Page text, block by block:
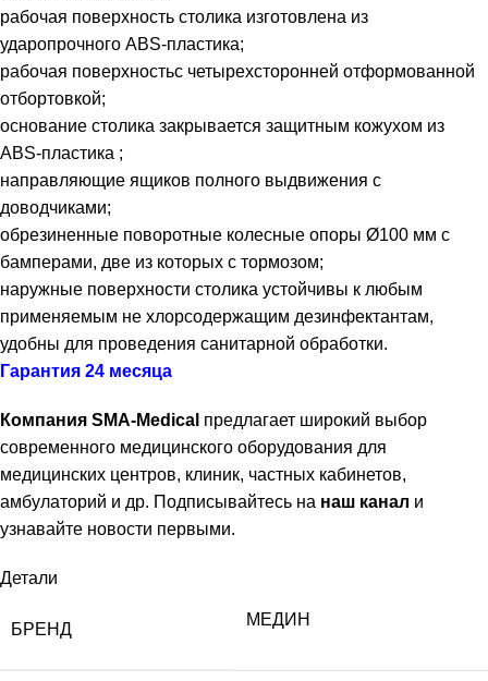
рабочая поверхность столика изготовлена из
ударопрочного ABS-пластика;
рабочая поверхностьс четырехсторонней отформованной
отбортовкой;
основание столика закрывается защитным кожухом из
ABS-пластика ;
направляющие ящиков полного выдвижения с
доводчиками;
обрезиненные поворотные колесные опоры Ø100 мм с
бамперами, две из которых с тормозом;
наружные поверхности столика устойчивы к любым
применяемым не хлорсодержащим дезинфектантам,
удобны для проведения санитарной обработки.
Гарантия 24 месяца
Компания SMA-Medical предлагает широкий выбор
современного медицинского оборудования для
медицинских центров, клиник, частных кабинетов,
амбулаторий и др. Подписывайтесь на наш канал и
узнавайте новости первыми.
Детали
БРЕНД
МЕДИН